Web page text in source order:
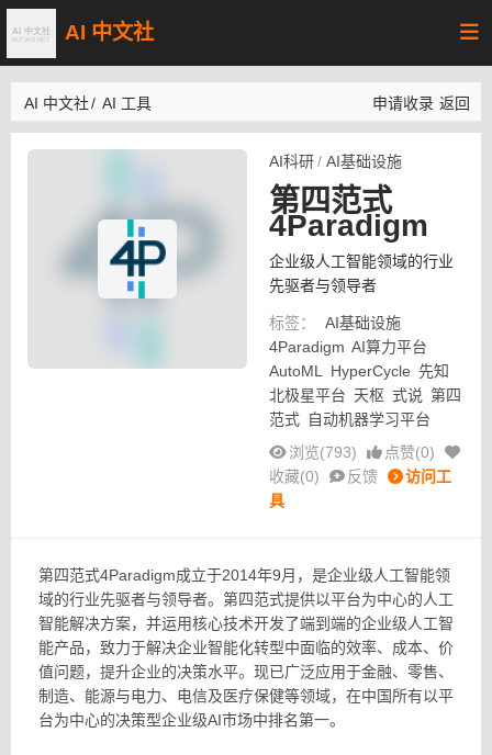
AI 中文社
AI 中文社/ AI 工具 申请收录 返回
AI科研/ AI基础设施
第四范式
4Paradigm
企业级人工智能领域的行业
先驱者与领导者
标签：
AI基础设施
4Paradigm AI算力平台
AutoML
HyperCycle 先知
北极星平台 天枢 式说 第四
范式 自动机器学习平台
浏览(793)
点赞(0)
收藏(0) 反馈
访问工
具
第四范式4Paradigm成立于2014年9月，是企业级人工智能领
域的行业先驱者与领导者。第四范式提供以平台为中心的人工
智能解决方案，并运用核心技术开发了端到端的企业级人工智
能产品，致力于解决企业智能化转型中面临的效率、成本、价
值问题，提升企业的决策水平。现已广泛应用于金融、零售、
制造、能源与电力、电信及医疗保健等领域，在中国所有以平
台为中心的决策型企业级AI市场中排名第一。